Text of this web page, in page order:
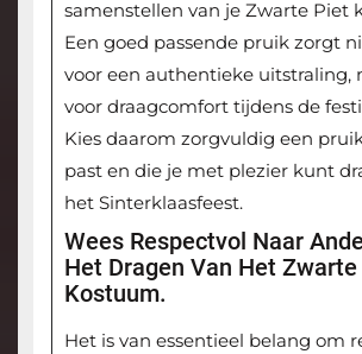
samenstellen van je Zwarte Piet
Een goed passende pruik zorgt
voor een authentieke uitstraling,
voor draagcomfort tijdens de
Kies daarom zorgvuldig een
past en die je met plezier kunt
het Sinterklaasfeest.
Wees Respectvol Naar
Het Dragen Van Het
Kostuum.
Het is van essentieel belang om